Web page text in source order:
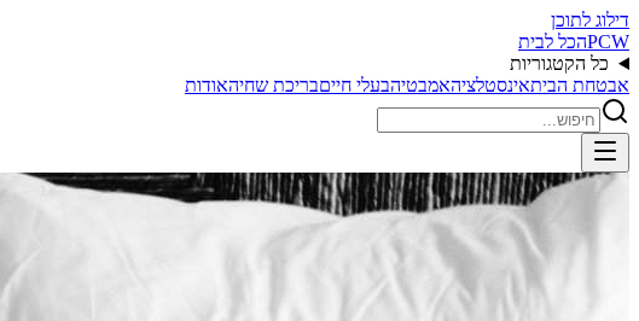
דילוג לתוכן
PCWהכל לבית
כל הקטגוריות
אבטחת הביתאינסטלציהאמבטיהבעלי חייםבריכת שחיהאודות